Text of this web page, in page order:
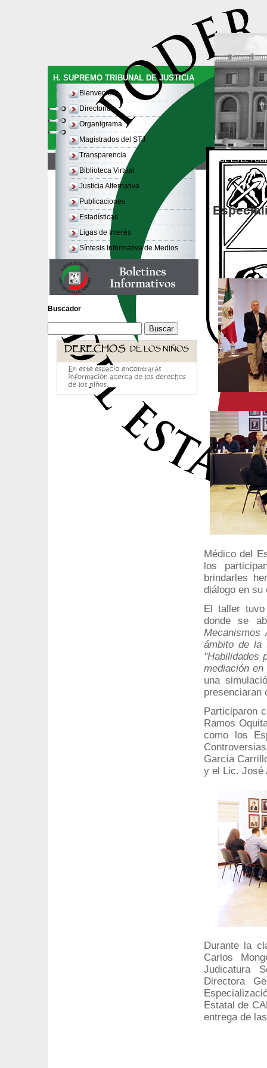
H. SUPREMO TRIBUNAL DE JUSTICIA
Bienvenida
Directorio
Organigrama
Magistrados del STJ
Transparencia
Biblioteca Virtual
Justicia Alternativa
Publicaciones
Estadísticas
Ligas de Interés
Síntesis Informativa de Medios
Buscador
QUE ES EL
Médico del
los
brindarles
diálogo en su
El taller
donde se
Mecanismos
ámbito de la
"Habilidades
mediación
una
presenciaran
Participaron
Ramos
como los
García
y el Lic. José
Durante la
Carlos
Judicatura
Directora
Estatal de
entrega de